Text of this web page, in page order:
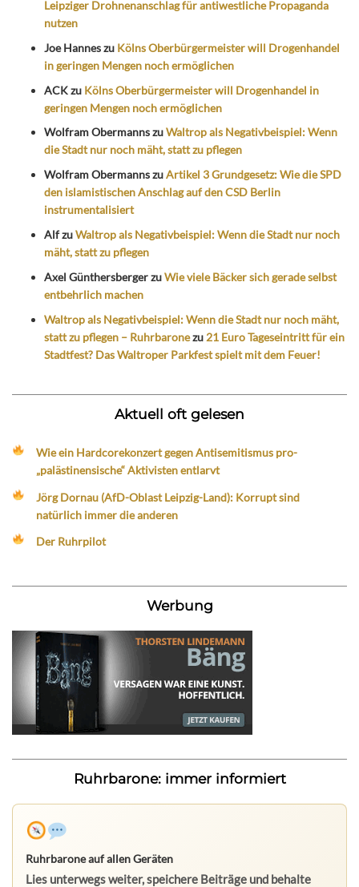
Leipziger Drohnenanschlag für antiwestliche Propaganda
nutzen
Joe Hanneszu Kölns Oberbürgermeister will Drogenhandel
in geringen Mengen noch ermöglichen
ACKzu Kölns Oberbürgermeister will Drogenhandel in
geringen Mengen noch ermöglichen
Wolfram ObermannszuWaltrop als Negativbeispiel: Wenn
die Stadt nur noch mäht, statt zu pflegen
Wolfram ObermannszuArtikel 3 Grundgesetz: Wie die SPD
den islamistischen Anschlag auf den CSD Berlin
instrumentalisiert
AlfzuWaltrop als Negativbeispiel: Wenn die Stadt nur noch
mäht, statt zu pflegen
Axel GünthersbergerzuWie viele Bäcker sich gerade selbst
entbehrlich machen
Waltrop als Negativbeispiel: Wenn die Stadt nur noch mäht,
statt zu pflegen – Ruhrbaronezu 21 Euro Tageseintritt für ein
Stadtfest? Das Waltroper Parkfest spielt mit dem Feuer!
Aktuell oft gelesen
Wie ein Hardcorekonzert gegen Antisemitismus pro-
„palästinensische“ Aktivisten entlarvt
Jörg Dornau (AfD-Oblast Leipzig-Land): Korrupt sind
natürlich immer die anderen
Der Ruhrpilot
Werbung
Ruhrbarone: immer informiert
Ruhrbarone auf allen Geräten
Lies unterwegs weiter, speichere Beiträge und behalte